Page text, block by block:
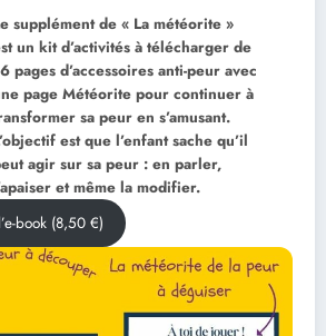
supplément de « La météorite »
un kit d’activités à télécharger de
pages d’accessoires anti-peur avec
page Météorite pour continuer à
sa peur en s’amusant.
est que l’enfant sache qu’il
agir sur sa peur : en parler,
et même la modifier.
book (8,50 €)